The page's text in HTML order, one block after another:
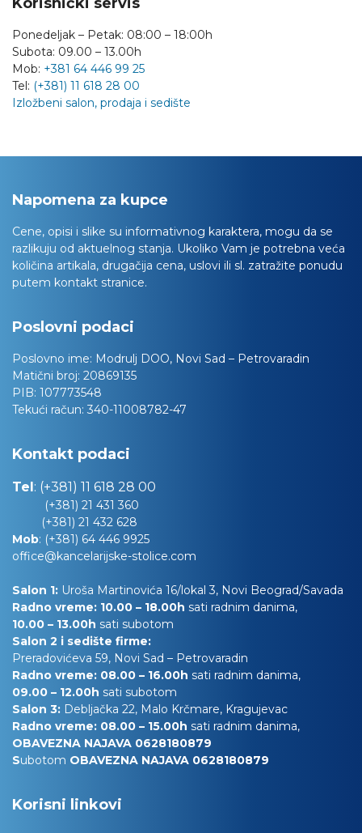
Ponedeljak – Petak: 08:00 – 18:00h
Subota: 09.00 – 13.00h
Mob: +381 64 446 99 25
Tel: (+381) 11 618 28 00
Izložbeni salon, prodaja i sedište
Napomena za kupce
Cene, opisi i slike su informativnog karaktera, mogu da se
razlikuju od aktuelnog stanja. Ukoliko Vam je potrebna veća
količina artikala, drugačija cena, uslovi ili sl. zatražite ponudu
putem kontakt stranice.
Poslovni podaci
Poslovno ime: Modrulj DOO, Novi Sad – Petrovaradin
Matični broj: 20869135
PIB: 107773548
Tekući račun: 340-11008782-47
Kontakt podaci
Tel: (+381) 11 618 28 00
(+381) 21 431 360
(+381) 21 432 628
Mob: (+381) 64 446 9925
office@kancelarijske-stolice.com
Salon 1: Uroša Martinovića 16/lokal 3, Novi Beograd/Savada
Radno vreme: 10.00 – 18.00h sati radnim danima,
10.00 – 13.00h sati subotom
Salon 2 i sedište firme:
Preradovićeva 59, Novi Sad – Petrovaradin
Radno vreme: 08.00 – 16.00h sati radnim danima,
09.00 – 12.00h sati subotom
Salon 3: Debljačka 22, Malo Krčmare, Kragujevac
Radno vreme: 08.00 – 15.00h sati radnim danima,
OBAVEZNA NAJAVA 0628180879
Subotom OBAVEZNA NAJAVA 0628180879
Korisni linkovi